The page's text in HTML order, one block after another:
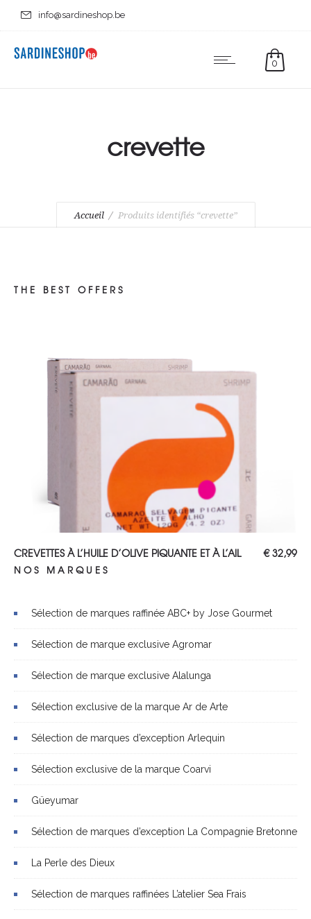
info@sardineshop.be
0
crevette
Accueil Produits identifiés “crevette”
THE BEST OFFERS
AJOUTER AU PANIER
CREVETTES À L’HUILE D’OLIVE PIQUANTE ET À L’AIL €32,99
NOS MARQUES
Sélection de marques raffinée ABC+ by Jose Gourmet
Sélection de marque exclusive Agromar
Sélection de marque exclusive Alalunga
Sélection exclusive de la marque Ar de Arte
Sélection de marques d’exception Arlequin
Sélection exclusive de la marque Coarvi
Güeyumar
Sélection de marques d’exception La Compagnie Bretonne
La Perle des Dieux
Sélection de marques raffinées L’atelier Sea Frais